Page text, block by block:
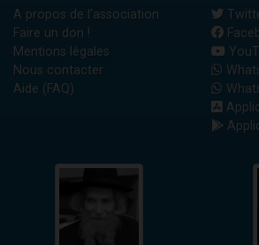
A propos de l'association
Faire un don !
Mentions légales
Nous contacter
Aide (FAQ)